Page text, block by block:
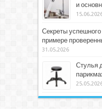
и
Секреты
примере
31.05.2026
Стулья